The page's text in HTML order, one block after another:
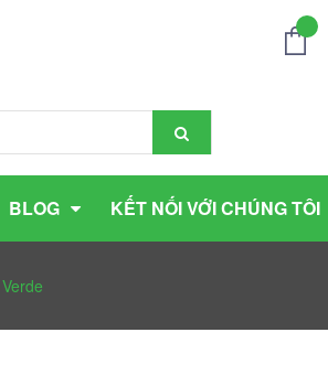
BLOG KẾT NỐI VỚI CHÚNG TÔI